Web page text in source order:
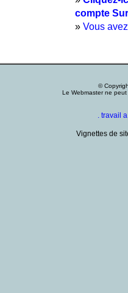
compte
» Vous
©
Le Webmaster ne
. travail
Vignettes de